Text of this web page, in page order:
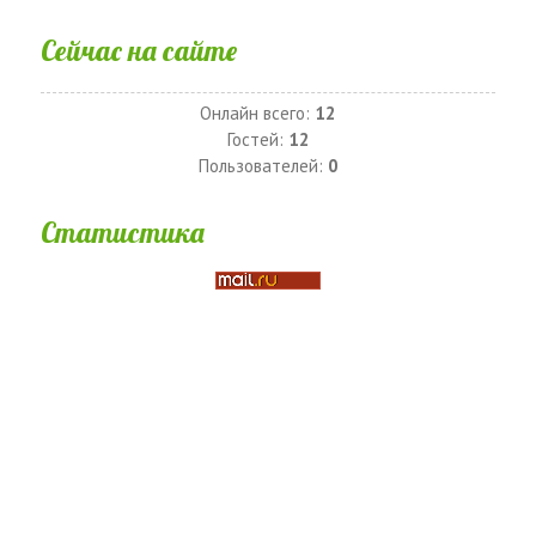
Сейчас на сайте
Онлайн всего: 12
Гостей: 12
Пользователей: 0
Статистика